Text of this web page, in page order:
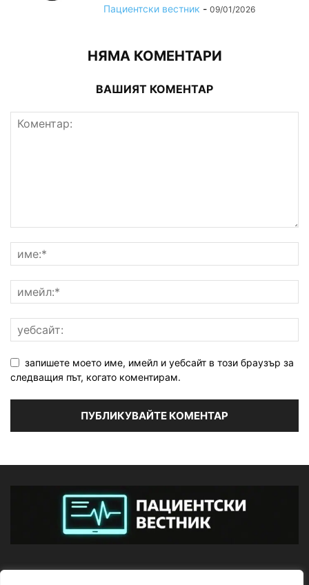
Пациентски вестник - 09/01/2026
НЯМА КОМЕНТАРИ
ВАШИЯТ КОМЕНТАР
запишете моето име, имейл и уебсайт в този браузър за
следващия път, когато коментирам.